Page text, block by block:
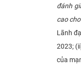
đánh
cao
Lãnh
2023;
của